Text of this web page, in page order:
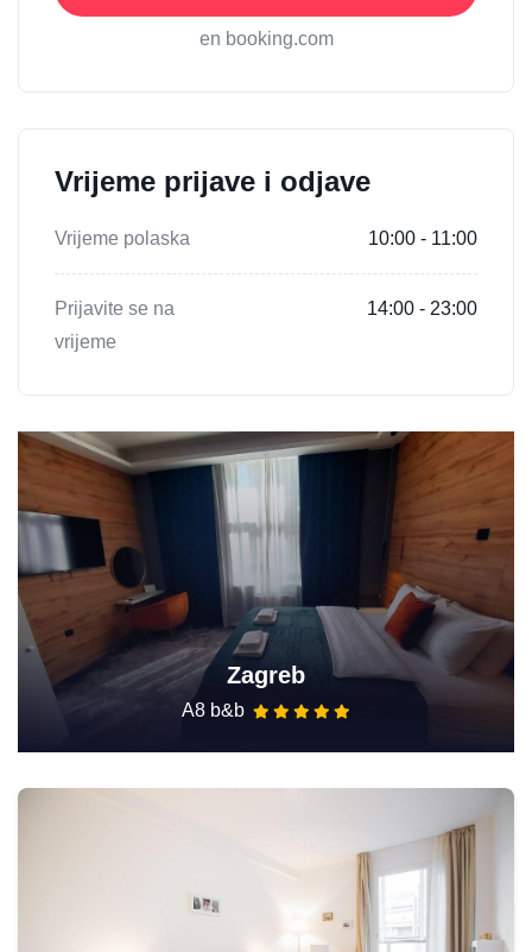
en booking.com
Vrijeme prijave i odjave
Vrijeme polaska 10:00 - 11:00
Prijavite se na
vrijeme
14:00 - 23:00
Zagreb
A8 b&b